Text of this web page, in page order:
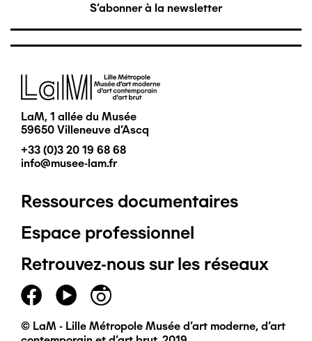
S'abonner à la newsletter
Image
LaM, 1 allée du Musée
59650 Villeneuve d'Ascq
+33 (0)3 20 19 68 68
info@musee-lam.fr
Pied
de
page
principal
Ressources documentaires
Espace professionnel
Retrouvez-nous sur les réseaux
© LaM - Lille Métropole Musée d'art moderne, d'art